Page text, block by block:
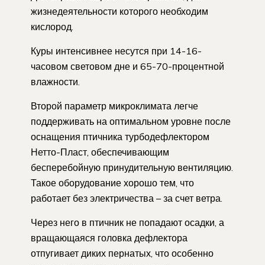
жизнедеятельности которого необходим
кислород.
Куры интенсивнее несутся при 14-16-
часовом световом дне и 65-70-процентной
влажности.
Второй параметр микроклимата легче
поддерживать на оптимальном уровне после
оснащения птичника турбодефлектором
Нетто-Пласт, обеспечивающим
бесперебойную принудительную вентиляцию.
Такое оборудование хорошо тем, что
работает без электричества – за счет ветра.
Через него в птичник не попадают осадки, а
вращающаяся головка дефлектора
отпугивает диких пернатых, что особенно